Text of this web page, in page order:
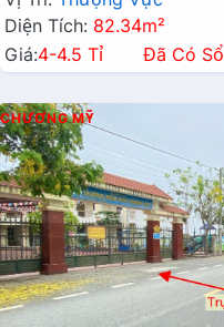
Diện Tích: 82.34m²
Giá:4-4.5 Tỉ Đã Có Sổ
CHƯƠNG MỸ